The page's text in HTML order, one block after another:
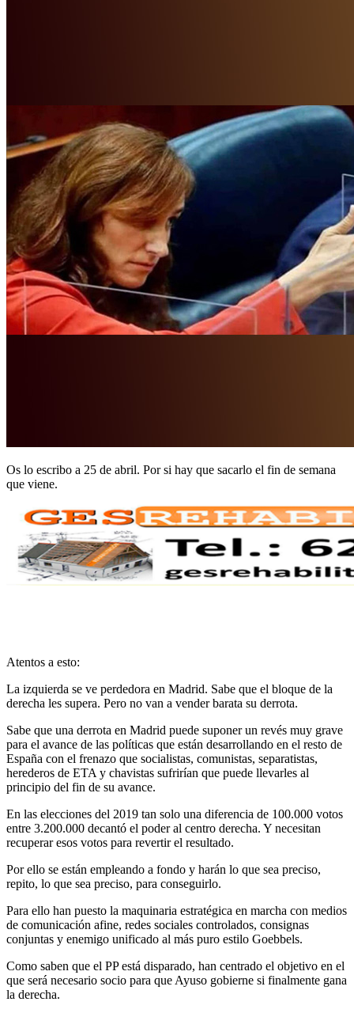
Os lo escribo a 25 de abril. Por si hay que sacarlo el fin de semana
que viene.
Atentos a esto:
La izquierda se ve perdedora en Madrid. Sabe que el bloque de la
derecha les supera. Pero no van a vender barata su derrota.
Sabe que una derrota en Madrid puede suponer un revés muy grave
para el avance de las políticas que están desarrollando en el resto de
España con el frenazo que socialistas, comunistas, separatistas,
herederos de ETA y chavistas sufrirían que puede llevarles al
principio del fin de su avance.
En las elecciones del 2019 tan solo una diferencia de 100.000 votos
entre 3.200.000 decantó el poder al centro derecha. Y necesitan
recuperar esos votos para revertir el resultado.
Por ello se están empleando a fondo y harán lo que sea preciso,
repito, lo que sea preciso, para conseguirlo.
Para ello han puesto la maquinaria estratégica en marcha con medios
de comunicación afine, redes sociales controlados, consignas
conjuntas y enemigo unificado al más puro estilo Goebbels.
Como saben que el PP está disparado, han centrado el objetivo en el
que será necesario socio para que Ayuso gobierne si finalmente gana
la derecha.